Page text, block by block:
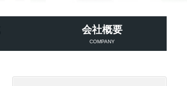
会社概要
COMPANY